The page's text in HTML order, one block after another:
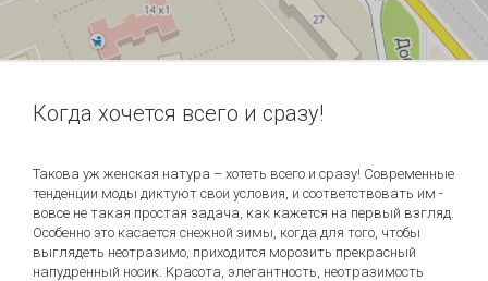
Когда хочется всего и сразу!
Такова уж женская натура – хотеть всего и сразу! Современные
тенденции моды диктуют свои условия, и соответствовать им -
вовсе не такая простая задача, как кажется на первый взгляд.
Особенно это касается снежной зимы, когда для того, чтобы
выглядеть неотразимо, приходится морозить прекрасный
напудренный носик. Красота, элегантность, неотразимость